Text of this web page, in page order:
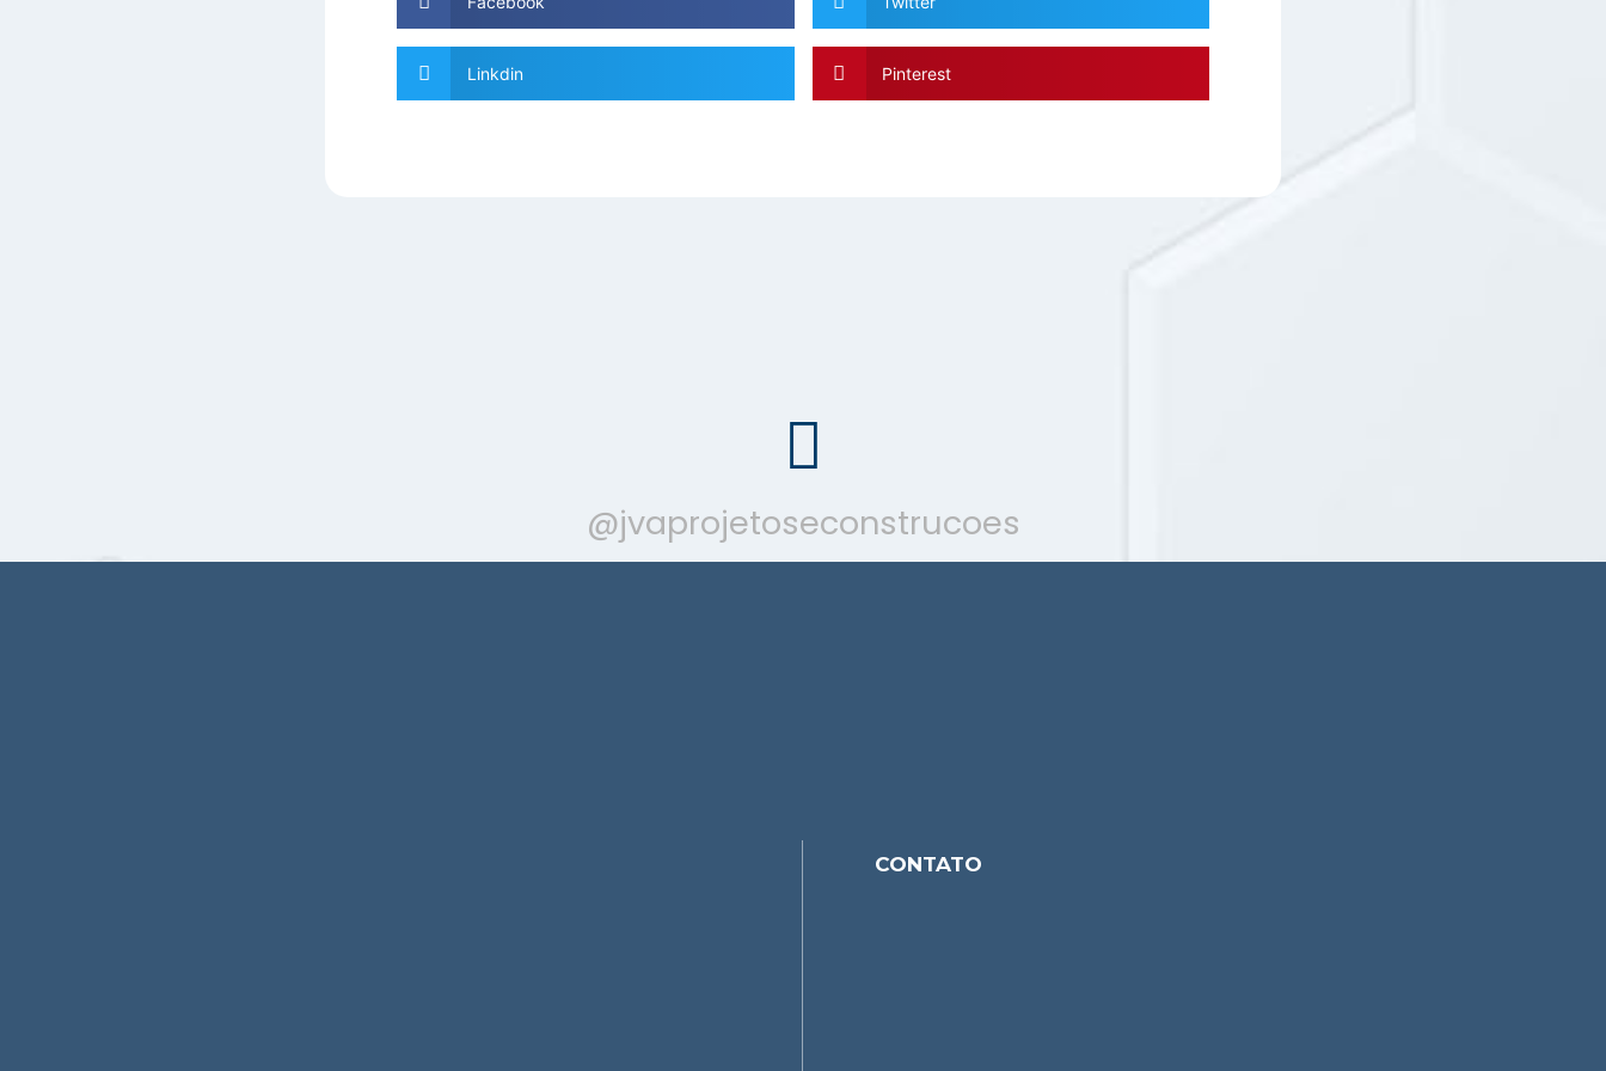
Linkdin Pinterest
@jvaprojetoseconstrucoes
CONTATO